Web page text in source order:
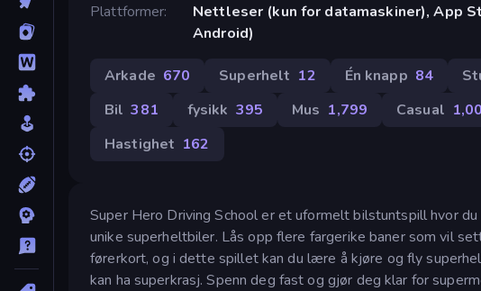
Plattformer
Nettleser (kun for datamaskiner), App
Android)
Arkade 670 Superhelt 12 Én knapp 84
Bil 381 fysikk 395 Mus 1,799 Casual
Hastighet 162
Super Hero Driving School er et uformelt bilstuntspill hvor
unike superheltbiler. Lås opp flere fargerike baner som vil
førerkort, og i dette spillet kan du lære å kjøre og fly
kan ha superkrasj. Spenn deg fast og gjør deg klar for